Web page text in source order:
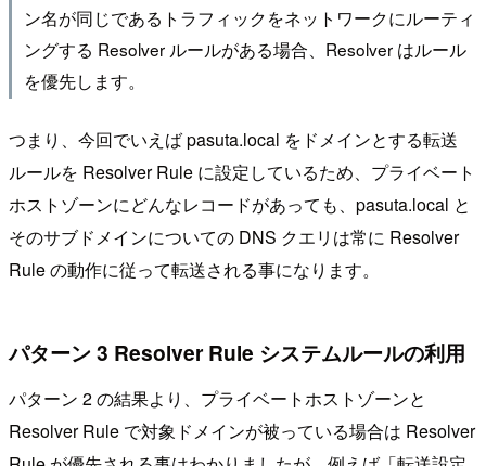
ン名が同じであるトラフィックをネットワークにルーティ
ングする Resolver ルールがある場合、Resolver はルール
を優先します。
つまり、今回でいえば pasuta.local をドメインとする転送
ルールを Resolver Rule に設定しているため、プライベート
ホストゾーンにどんなレコードがあっても、pasuta.local と
そのサブドメインについての DNS クエリは常に Resolver
Rule の動作に従って転送される事になります。
パターン 3 Resolver Rule システムルールの利用
パターン 2 の結果より、プライベートホストゾーンと
Resolver Rule で対象ドメインが被っている場合は Resolver